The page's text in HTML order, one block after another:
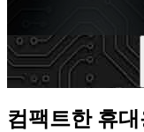
컴팩트한 휴대